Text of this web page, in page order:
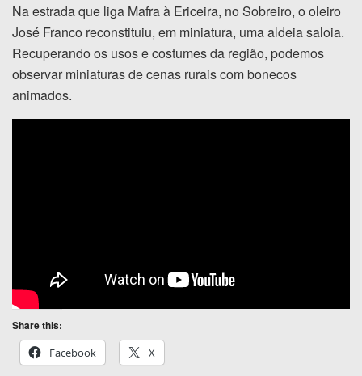
Na estrada que liga Mafra à Ericeira, no Sobreiro, o oleiro
José Franco reconstituiu, em miniatura, uma aldeia saloia.
Recuperando os usos e costumes da região, podemos
observar miniaturas de cenas rurais com bonecos
animados.
Share this:
Facebook
X